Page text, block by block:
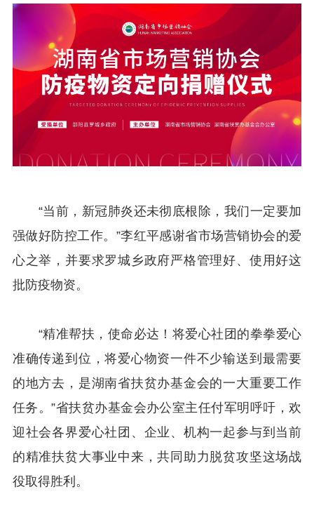
“当前，新冠肺炎还未彻底根除，我们一定要加
强做好防控工作。”李红平感谢省市场营销协会的爱
心之举，并要求罗城乡政府严格管理好、使用好这
批防疫物资。
“精准帮扶，使命必达！将爱心社团的拳拳爱心
准确传递到位，将爱心物资一件不少输送到最需要
的地方去，是湖南省扶贫办基金会的一大重要工作
任务。”省扶贫办基金会办公室主任付军明呼吁，欢
迎社会各界爱心社团、企业、机构一起参与到当前
的精准扶贫大事业中来，共同助力脱贫攻坚这场战
役取得胜利。